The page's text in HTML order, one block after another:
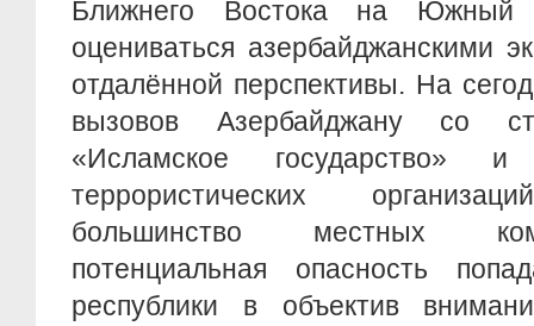
Ближнего Востока на Южный
оцениваться азербайджанскими
отдалённой перспективы. На
вызовов Азербайджану со
«Исламское государство»
террористических
большинство местных
потенциальная опасность
республики в объектив